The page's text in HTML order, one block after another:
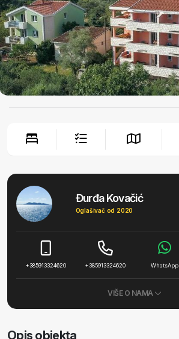
Đurđa Kovačić
Oglašivač od 2020
+385913324620 +385913324620 WhatsApp
VIŠE O NAMA
Opis objekta